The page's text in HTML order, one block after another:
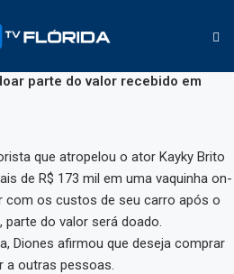
parte do valor recebido em
que atropelou o ator Kayky Brito
de R$ 173 mil em uma vaquinha on-
com os custos de seu carro após o
parte do valor será doado.
Diones afirmou que deseja comprar
a outras pessoas.